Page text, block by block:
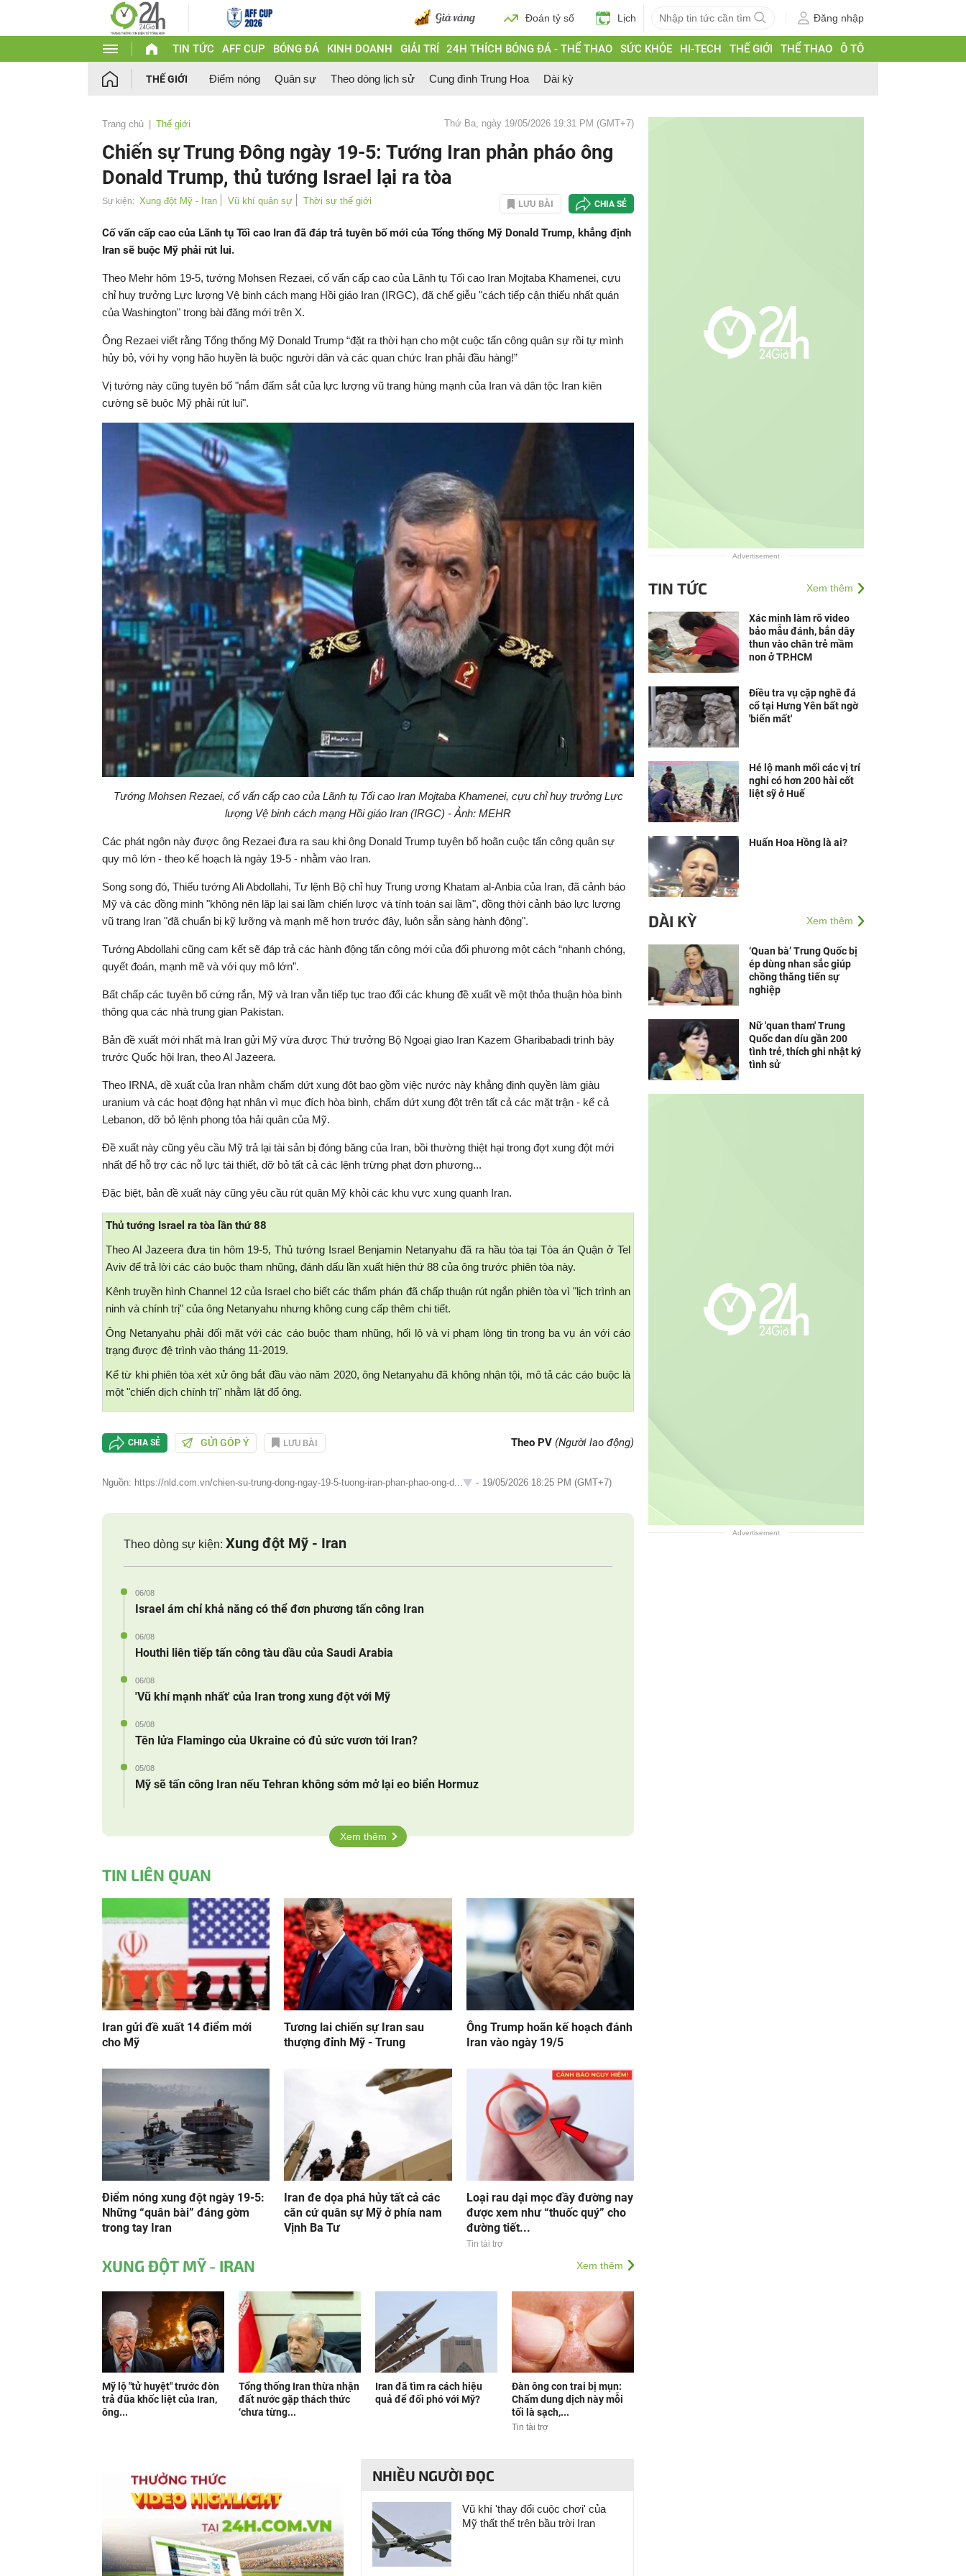
Đoán tỷ số Lịch Đăng nhập
TIN TỨC AFF CUP BÓNG ĐÁ KINH DOANH GIẢI TRÍ 24H THÍCH BÓNG ĐÁ - THỂ THAO SỨC KHỎE HI-TECH THẾ GIỚI THỂ THAO Ô TÔ
THẾ GIỚI Điểm nóng Quân sự Theo dòng lịch sử Cung đình Trung Hoa Dài kỳ
Trang chủ Thế giới Thứ Ba, ngày 19/05/2026 19:31 PM (GMT+7)
Chiến sự Trung Đông ngày 19-5: Tướng Iran phản pháo ông
Donald Trump, thủ tướng Israel lại ra tòa
Sự kiện: Xung đột Mỹ - Iran Vũ khí quân sự Thời sự thế giới LƯU BÀI CHIA SẺ
Cố vấn cấp cao của Lãnh tụ Tối cao Iran đã đáp trả tuyên bố mới của Tổng thống Mỹ Donald Trump, khẳng định
Iran sẽ buộc Mỹ phải rút lui.
Theo Mehr hôm 19-5, tướng Mohsen Rezaei, cố vấn cấp cao của Lãnh tụ Tối cao Iran Mojtaba Khamenei, cựu
chỉ huy trưởng Lực lượng Vệ binh cách mạng Hồi giáo Iran (IRGC), đã chế giễu "cách tiếp cận thiếu nhất quán
của Washington" trong bài đăng mới trên X.
Ông Rezaei viết rằng Tổng thống Mỹ Donald Trump “đặt ra thời hạn cho một cuộc tấn công quân sự rồi tự mình
hủy bỏ, với hy vọng hão huyền là buộc người dân và các quan chức Iran phải đầu hàng!”
Vị tướng này cũng tuyên bố "nắm đấm sắt của lực lượng vũ trang hùng mạnh của Iran và dân tộc Iran kiên
cường sẽ buộc Mỹ phải rút lui".
Tướng Mohsen Rezaei, cố vấn cấp cao của Lãnh tụ Tối cao Iran Mojtaba Khamenei, cựu chỉ huy trưởng Lực
lượng Vệ binh cách mạng Hồi giáo Iran (IRGC) - Ảnh: MEHR
Các phát ngôn này được ông Rezaei đưa ra sau khi ông Donald Trump tuyên bố hoãn cuộc tấn công quân sự
quy mô lớn - theo kế hoạch là ngày 19-5 - nhằm vào Iran.
Song song đó, Thiếu tướng Ali Abdollahi, Tư lệnh Bộ chỉ huy Trung ương Khatam al-Anbia của Iran, đã cảnh báo
Mỹ và các đồng minh "không nên lặp lại sai lầm chiến lược và tính toán sai lầm", đồng thời cảnh báo lực lượng
vũ trang Iran "đã chuẩn bị kỹ lưỡng và mạnh mẽ hơn trước đây, luôn sẵn sàng hành động".
Tướng Abdollahi cũng cam kết sẽ đáp trả các hành động tấn công mới của đối phương một cách “nhanh chóng,
quyết đoán, mạnh mẽ và với quy mô lớn”.
Bất chấp các tuyên bố cứng rắn, Mỹ và Iran vẫn tiếp tục trao đổi các khung đề xuất về một thỏa thuận hòa bình
thông qua các nhà trung gian Pakistan.
Bản đề xuất mới nhất mà Iran gửi Mỹ vừa được Thứ trưởng Bộ Ngoại giao Iran Kazem Gharibabadi trình bày
trước Quốc hội Iran, theo Al Jazeera.
Theo IRNA, dề xuất của Iran nhằm chấm dứt xung đột bao gồm việc nước này khẳng định quyền làm giàu
uranium và các hoạt động hạt nhân vì mục đích hòa bình, chấm dứt xung đột trên tất cả các mặt trận - kể cả
Lebanon, dỡ bỏ lệnh phong tỏa hải quân của Mỹ.
Đề xuất này cũng yêu cầu Mỹ trả lại tài sản bị đóng băng của Iran, bồi thường thiệt hại trong đợt xung đột mới
nhất để hỗ trợ các nỗ lực tái thiết, dỡ bỏ tất cả các lệnh trừng phạt đơn phương...
Đặc biệt, bản đề xuất này cũng yêu cầu rút quân Mỹ khỏi các khu vực xung quanh Iran.
Thủ tướng Israel ra tòa lần thứ 88
Theo Al Jazeera đưa tin hôm 19-5, Thủ tướng Israel Benjamin Netanyahu đã ra hầu tòa tại Tòa án Quận ở Tel
Aviv để trả lời các cáo buộc tham nhũng, đánh dấu lần xuất hiện thứ 88 của ông trước phiên tòa này.
Kênh truyền hình Channel 12 của Israel cho biết các thẩm phán đã chấp thuận rút ngắn phiên tòa vì "lịch trình an
ninh và chính trị" của ông Netanyahu nhưng không cung cấp thêm chi tiết.
Ông Netanyahu phải đối mặt với các cáo buộc tham nhũng, hối lộ và vi phạm lòng tin trong ba vụ án với cáo
trạng được đệ trình vào tháng 11-2019.
Kể từ khi phiên tòa xét xử ông bắt đầu vào năm 2020, ông Netanyahu đã không nhận tội, mô tả các cáo buộc là
một "chiến dịch chính trị" nhằm lật đổ ông.
CHIA SẺ GỬI GÓP Ý LƯU BÀI Theo PV (Người lao động)
Nguồn: https://nld.com.vn/chien-su-trung-dong-ngay-19-5-tuong-iran-phan-phao-ong-d... - 19/05/2026 18:25 PM (GMT+7)
Theo dòng sự kiện: Xung đột Mỹ - Iran
06/08
Israel ám chỉ khả năng có thể đơn phương tấn công Iran
06/08
Houthi liên tiếp tấn công tàu dầu của Saudi Arabia
06/08
'Vũ khí mạnh nhất' của Iran trong xung đột với Mỹ
05/08
Tên lửa Flamingo của Ukraine có đủ sức vươn tới Iran?
05/08
Mỹ sẽ tấn công Iran nếu Tehran không sớm mở lại eo biển Hormuz
Xem thêm
TIN LIÊN QUAN
Iran gửi đề xuất 14 điểm mới
cho Mỹ
Tương lai chiến sự Iran sau
thượng đỉnh Mỹ - Trung
Ông Trump hoãn kế hoạch đánh
Iran vào ngày 19/5
Điểm nóng xung đột ngày 19-5:
Những “quân bài” đáng gờm
trong tay Iran
Iran đe dọa phá hủy tất cả các
căn cứ quân sự Mỹ ở phía nam
Vịnh Ba Tư
Loại rau dại mọc đầy đường nay
được xem như “thuốc quý” cho
đường tiết...
Tin tài trợ
XUNG ĐỘT MỸ - IRAN Xem thêm
Mỹ lộ "tử huyệt" trước đòn
trả đũa khốc liệt của Iran,
ông...
Tổng thống Iran thừa nhận
đất nước gặp thách thức
‘chưa từng...
Iran đã tìm ra cách hiệu
quả để đối phó với Mỹ?
Đàn ông con trai bị mụn:
Chấm dung dịch này mỗi
tối là sạch,...
Tin tài trợ
NHIỀU NGƯỜI ĐỌC
Vũ khí 'thay đổi cuộc chơi' của
Mỹ thất thế trên bầu trời Iran
Advertisement
TIN TỨC Xem thêm
Xác minh làm rõ video
bảo mẫu đánh, bắn dây
thun vào chân trẻ mầm
non ở TP.HCM
Điều tra vụ cặp nghê đá
cổ tại Hưng Yên bất ngờ
'biến mất'
Hé lộ manh mối các vị trí
nghi có hơn 200 hài cốt
liệt sỹ ở Huế
Huấn Hoa Hồng là ai?
DÀI KỲ Xem thêm
‘Quan bà’ Trung Quốc bị
ép dùng nhan sắc giúp
chồng thăng tiến sự
nghiệp
Nữ 'quan tham' Trung
Quốc dan díu gần 200
tình trẻ, thích ghi nhật ký
tình sử
Advertisement